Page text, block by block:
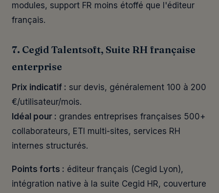
modules, support FR moins étoffé que l'éditeur
français.
7. Cegid Talentsoft, Suite RH française
enterprise
Prix indicatif : sur devis, généralement 100 à 200
€/utilisateur/mois.
Idéal pour : grandes entreprises françaises 500+
collaborateurs, ETI multi-sites, services RH
internes structurés.
Points forts : éditeur français (Cegid Lyon),
intégration native à la suite Cegid HR, couverture